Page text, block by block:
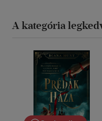
A kategória